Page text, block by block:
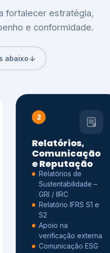
fortalecer estratégia,
e conformidade.
abaixo
2
Relatórios,
Comunicação
e Reputação
Relatórios de
Sustentabilidade –
GRI / IIRC
Relatório IFRS S1 e
S2
Apoio na
verificação externa
Comunicação ESG